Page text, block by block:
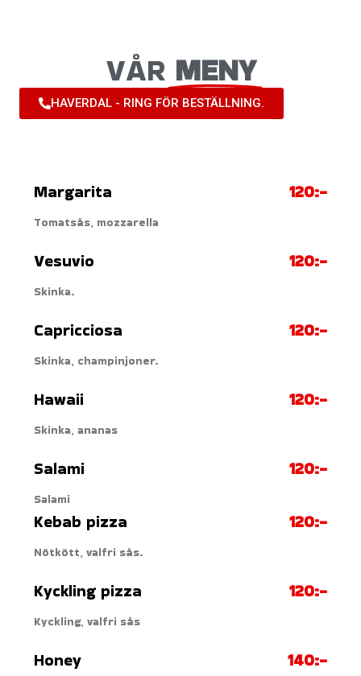
VÅR MENY
HAVERDAL - RING FÖR BESTÄLLNING.
Margarita 120:-
Tomatsås, mozzarella
Vesuvio 120:-
Skinka.
Capricciosa 120:-
Skinka, champinjoner.
Hawaii 120:-
Skinka, ananas
Salami 120:-
Salami
Kebab pizza 120:-
Nötkött, valfri sås.
Kyckling pizza 120:-
Kyckling, valfri sås
Honey 140:-